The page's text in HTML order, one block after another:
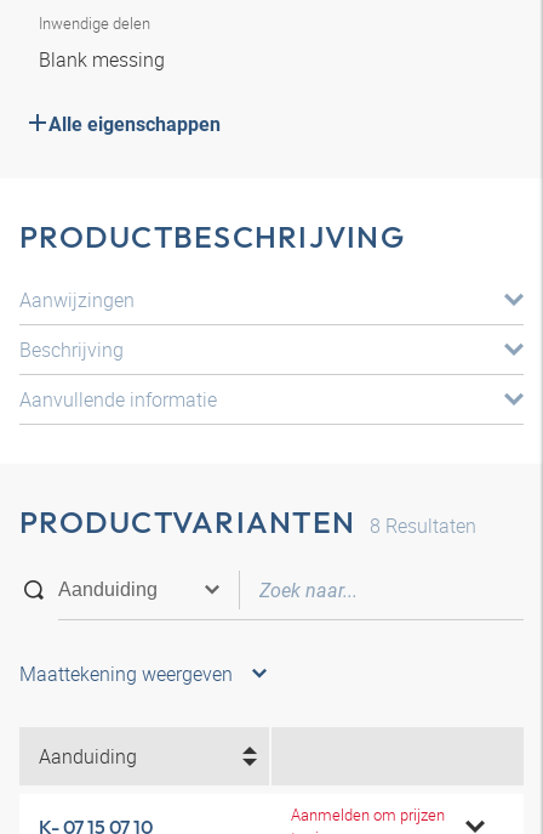
Inwendige delen
Blank messing
Alle eigenschappen
PRODUCTBESCHRIJVING
Aanwijzingen
Beschrijving
Aanvullende informatie
PRODUCTVARIANTEN 8 Resultaten
Maattekening weergeven
Aanduiding
K- 07 15 07 10
Aanmelden om prijzen